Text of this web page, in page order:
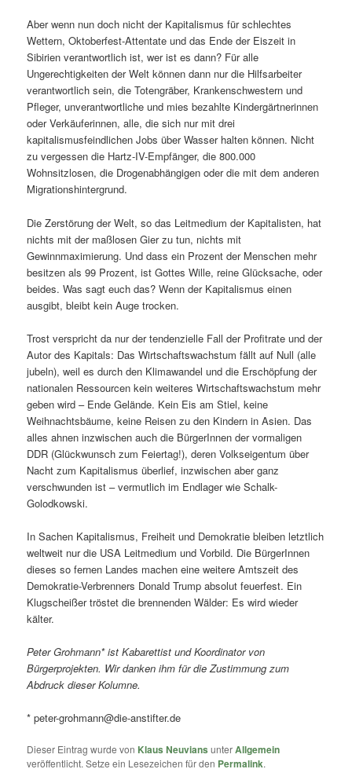
Aber wenn nun doch nicht der Kapitalismus für schlechtes
Wettern, Oktoberfest-Attentate und das Ende der Eiszeit in
Sibirien verantwortlich ist, wer ist es dann? Für alle
Ungerechtigkeiten der Welt können dann nur die Hilfsarbeiter
verantwortlich sein, die Totengräber, Krankenschwestern und
Pfleger, unverantwortliche und mies bezahlte Kindergärtnerinnen
oder Verkäuferinnen, alle, die sich nur mit drei
kapitalismusfeindlichen Jobs über Wasser halten können. Nicht
zu vergessen die Hartz-IV-Empfänger, die 800.000
Wohnsitzlosen, die Drogenabhängigen oder die mit dem anderen
Migrationshintergrund.
Die Zerstörung der Welt, so das Leitmedium der Kapitalisten, hat
nichts mit der maßlosen Gier zu tun, nichts mit
Gewinnmaximierung. Und dass ein Prozent der Menschen mehr
besitzen als 99 Prozent, ist Gottes Wille, reine Glücksache, oder
beides. Was sagt euch das? Wenn der Kapitalismus einen
ausgibt, bleibt kein Auge trocken.
Trost verspricht da nur der tendenzielle Fall der Profitrate und der
Autor des Kapitals: Das Wirtschaftswachstum fällt auf Null (alle
jubeln), weil es durch den Klimawandel und die Erschöpfung der
nationalen Ressourcen kein weiteres Wirtschaftswachstum mehr
geben wird – Ende Gelände. Kein Eis am Stiel, keine
Weihnachtsbäume, keine Reisen zu den Kindern in Asien. Das
alles ahnen inzwischen auch die BürgerInnen der vormaligen
DDR (Glückwunsch zum Feiertag!), deren Volkseigentum über
Nacht zum Kapitalismus überlief, inzwischen aber ganz
verschwunden ist – vermutlich im Endlager wie Schalk-
Golodkowski.
In Sachen Kapitalismus, Freiheit und Demokratie bleiben letztlich
weltweit nur die USA Leitmedium und Vorbild. Die BürgerInnen
dieses so fernen Landes machen eine weitere Amtszeit des
Demokratie-Verbrenners Donald Trump absolut feuerfest. Ein
Klugscheißer tröstet die brennenden Wälder: Es wird wieder
kälter.
Peter Grohmann* ist Kabarettist und Koordinator von
Bürgerprojekten. Wir danken ihm für dieZustimmung zum
Abdruck dieser Kolumne.
* peter-grohmann@die-anstifter.de
Dieser Eintrag wurde von Klaus Neuvians unterAllgemein
veröffentlicht. Setze ein Lesezeichen für den Permalink.